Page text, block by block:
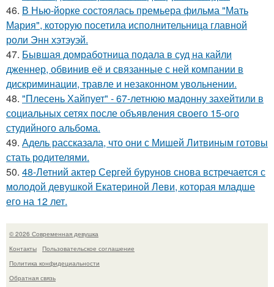
46. В Нью-йорке состоялась премьера фильма "Мать
Мария", которую посетила исполнительница главной
роли Энн хэтэуэй.
47. Бывшая домработница подала в суд на кайли
дженнер, обвинив её и связанные с ней компании в
дискриминации, травле и незаконном увольнении.
48. "Плесень Хайпует" - 67-летнюю мадонну захейтили в
социальных сетях после объявления своего 15-ого
студийного альбома.
49. Адель рассказала, что они с Мишей Литвиным готовы
стать родителями.
50. 48-Летний актер Сергей бурунов снова встречается с
молодой девушкой Екатериной Леви, которая младше
его на 12 лет.
© 2026 Современная девушка
Контакты
Пользовательское соглашение
Политика конфидециальности
Обратная связь